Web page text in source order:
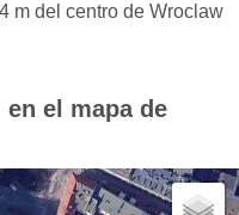
m del centro de Wroclaw
el mapa de